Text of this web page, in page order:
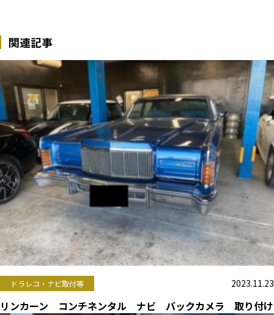
関連記事
ドラレコ・ナビ取付等 2023.11.23
リンカーン コンチネンタル ナビ バックカメラ 取り付け